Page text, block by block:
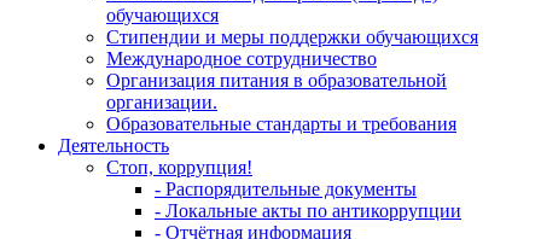
обучающихся
Стипендии и меры поддержки обучающихся
Международное сотрудничество
Организация питания в образовательной
организации.
Образовательные стандарты и требования
Деятельность
Стоп, коррупция!
- Распорядительные документы
- Локальные акты по антикоррупции
- Отчётная информация